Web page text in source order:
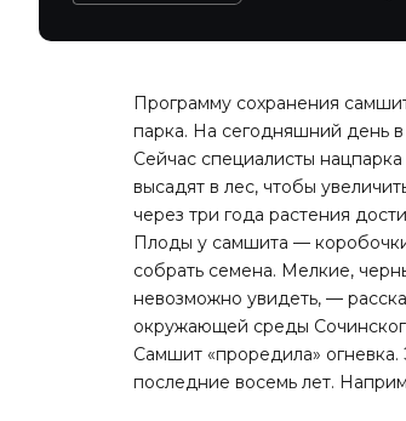
Программу сохранения
парка. На сегодняшний день
Сейчас специалисты
высадят в лес, чтобы
через три года растения
Плоды у самшита —
собрать семена. Мелкие,
невозможно увидеть, —
окружающей среды
Самшит «проредила»
последние восемь лет.